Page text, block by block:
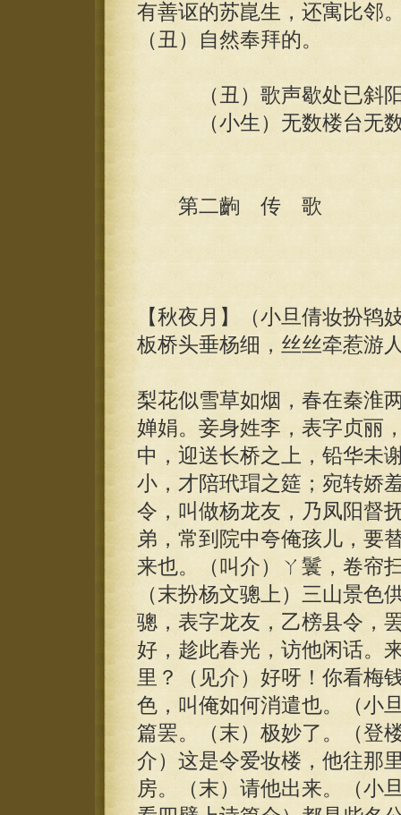
有善讴的苏崑生，还寓比邻
（丑）自然奉拜的。
（丑）歌声歇处已斜阳
（小生）无数楼台无数
第二齣 传 歌
【秋夜月】（小旦倩妆扮鸨
板桥头垂杨细，丝丝牵惹游
梨花似雪草如烟，春在秦淮
婵娟。妾身姓李，表字贞丽
中，迎送长桥之上，铅华未
小，才陪玳瑁之筵；宛转娇
令，叫做杨龙友，乃凤阳督
弟，常到院中夸俺孩儿，要
来也。（叫介）ㄚ鬟，卷帘
（末扮杨文骢上）三山景色
骢，表字龙友，乙榜县令，
好，趁此春光，访他闲话。
里？（见介）好呀！你看梅
色，叫俺如何消遣也。（小
篇罢。（末）极妙了。（登
介）这是令爱妆楼，他往那
房。（末）请他出来。（小